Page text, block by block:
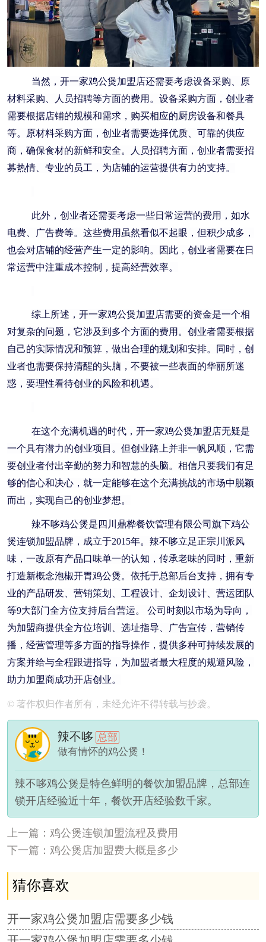
当然，开一家鸡公煲加盟店还需要考虑设备采购、原
材料采购、人员招聘等方面的费用。设备采购方面，创业者
需要根据店铺的规模和需求，购买相应的厨房设备和餐具
等。原材料采购方面，创业者需要选择优质、可靠的供应
商，确保食材的新鲜和安全。人员招聘方面，创业者需要招
募热情、专业的员工，为店铺的运营提供有力的支持。
此外，创业者还需要考虑一些日常运营的费用，如水
电费、广告费等。这些费用虽然看似不起眼，但积少成多，
也会对店铺的经营产生一定的影响。因此，创业者需要在日
常运营中注重成本控制，提高经营效率。
综上所述，开一家鸡公煲加盟店需要的资金是一个相
对复杂的问题，它涉及到多个方面的费用。创业者需要根据
自己的实际情况和预算，做出合理的规划和安排。同时，创
业者也需要保持清醒的头脑，不要被一些表面的华丽所迷
惑，要理性看待创业的风险和机遇。
在这个充满机遇的时代，开一家鸡公煲加盟店无疑是
一个具有潜力的创业项目。但创业路上并非一帆风顺，它需
要创业者付出辛勤的努力和智慧的头脑。相信只要我们有足
够的信心和决心，就一定能够在这个充满挑战的市场中脱颖
而出，实现自己的创业梦想。
辣不哆鸡公煲是四川鼎桦餐饮管理有限公司旗下鸡公
煲连锁加盟品牌，成立于2015年。辣不哆立足正宗川派风
味，一改原有产品口味单一的认知，传承老味的同时，重新
打造新概念泡椒开胃鸡公煲。依托于总部后台支持，拥有专
业的产品研发、营销策划、工程设计、企划设计、营运团队
等9大部门全方位支持后台营运。 公司时刻以市场为导向，
为加盟商提供全方位培训、选址指导、广告宣传，营销传
播，经营管理等多方面的指导操作，提供多种可持续发展的
方案并给与全程跟进指导，为加盟者最大程度的规避风险，
助力加盟商成功开店创业。
© 著作权归作者所有，未经允许不得转载与抄袭。
辣不哆 总部
做有情怀的鸡公煲！
辣不哆鸡公煲是特色鲜明的餐饮加盟品牌，总部连
锁开店经验近十年，餐饮开店经验数千家。
上一篇：鸡公煲连锁加盟流程及费用
下一篇：鸡公煲店加盟费大概是多少
猜你喜欢
开一家鸡公煲加盟店需要多少钱